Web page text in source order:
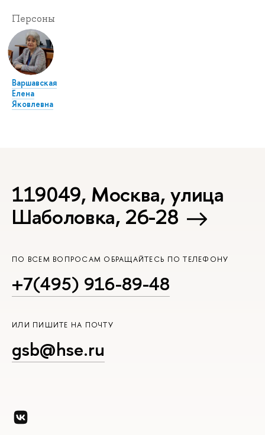
Персоны
Варшавская
Елена
Яковлевна
119049, Москва, улица
Шаболовка, 26-28
ПО ВСЕМ ВОПРОСАМ ОБРАЩАЙТЕСЬ ПО ТЕЛЕФОНУ
+7(495) 916-89-48
ИЛИ ПИШИТЕ НА ПОЧТУ
gsb@hse.ru